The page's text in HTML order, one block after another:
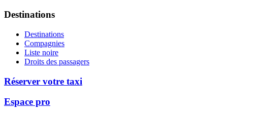
Destinations
Destinations
Compagnies
Liste noire
Droits des passagers
Réserver votre taxi
Espace pro